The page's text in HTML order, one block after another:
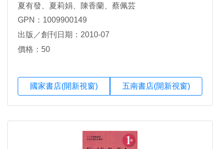
夏有發、夏莉娟、陳香蘭、蔡佩芸
GPN：1009900149
出版／創刊日期：2010-07
價格：50
國家書店(開新視窗) 五南書店(開新視窗)